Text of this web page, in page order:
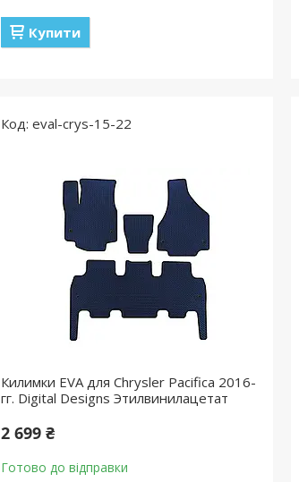
Купити
eval-crys-15-22
Килимки EVA для Chrysler Pacifica 2016-
гг. Digital Designs Этилвинилацетат
2 699 ₴
Готово до відправки